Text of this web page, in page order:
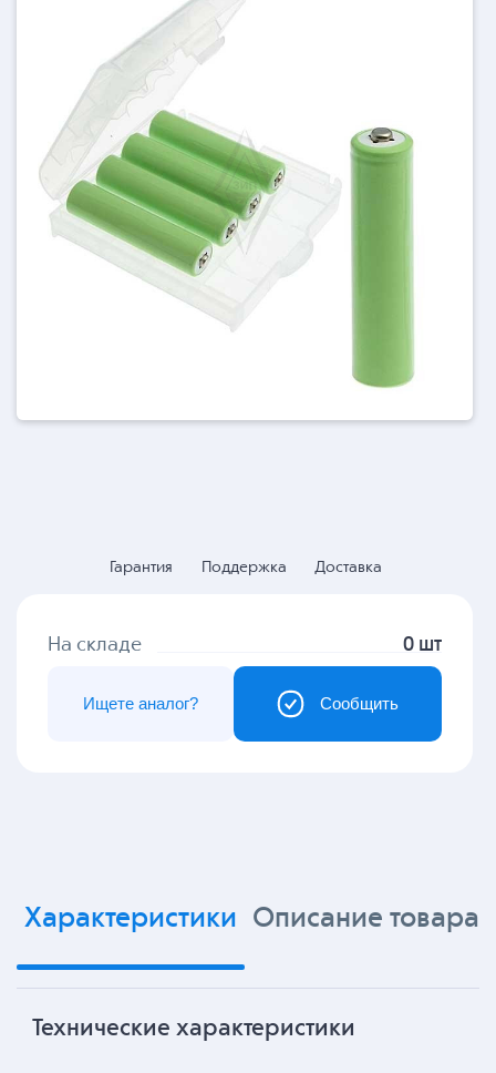
Гарантия Поддержка Доставка
На складе 0 шт
Сообщить
Ищете аналог?
Характеристики Описание товара
Технические характеристики